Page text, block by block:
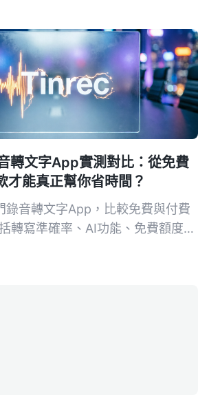
轉文字App實測對比：從免費
才能真正幫你省時間？
錄音轉文字App，比較免費與付費
轉寫準確率、AI功能、免費額度與